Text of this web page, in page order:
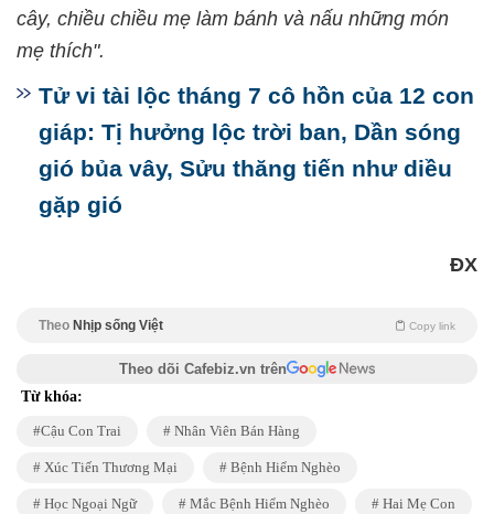
cây, chiều chiều mẹ làm bánh và nấu những món
mẹ thích".
Tử vi tài lộc tháng 7 cô hồn của 12 con
giáp: Tị hưởng lộc trời ban, Dần sóng
gió bủa vây, Sửu thăng tiến như diều
gặp gió
ĐX
Theo Nhịp sống Việt Copy link
Theo dõi Cafebiz.vn trên
Từ khóa:
Cậu Con Trai Nhân Viên Bán Hàng
Xúc Tiến Thương Mại Bệnh Hiểm Nghèo
Học Ngoại Ngữ Mắc Bệnh Hiểm Nghèo Hai Mẹ Con